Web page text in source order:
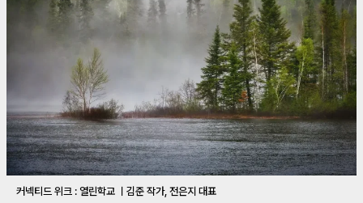
커넥티드 위크 : 열린학교 ㅣ김준 작가, 전은지 대표